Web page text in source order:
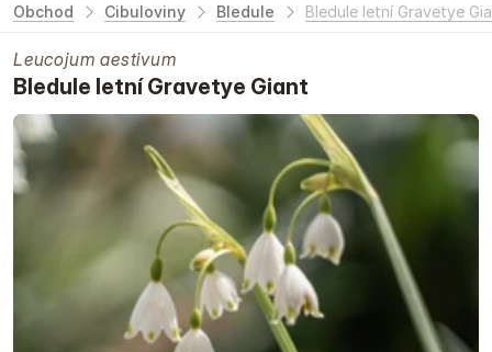
Obchod Cibuloviny Bledule Bledule letní Gravetye
Leucojum aestivum
Bledule letní Gravetye Giant